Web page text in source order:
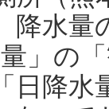
降水
量」の
日降